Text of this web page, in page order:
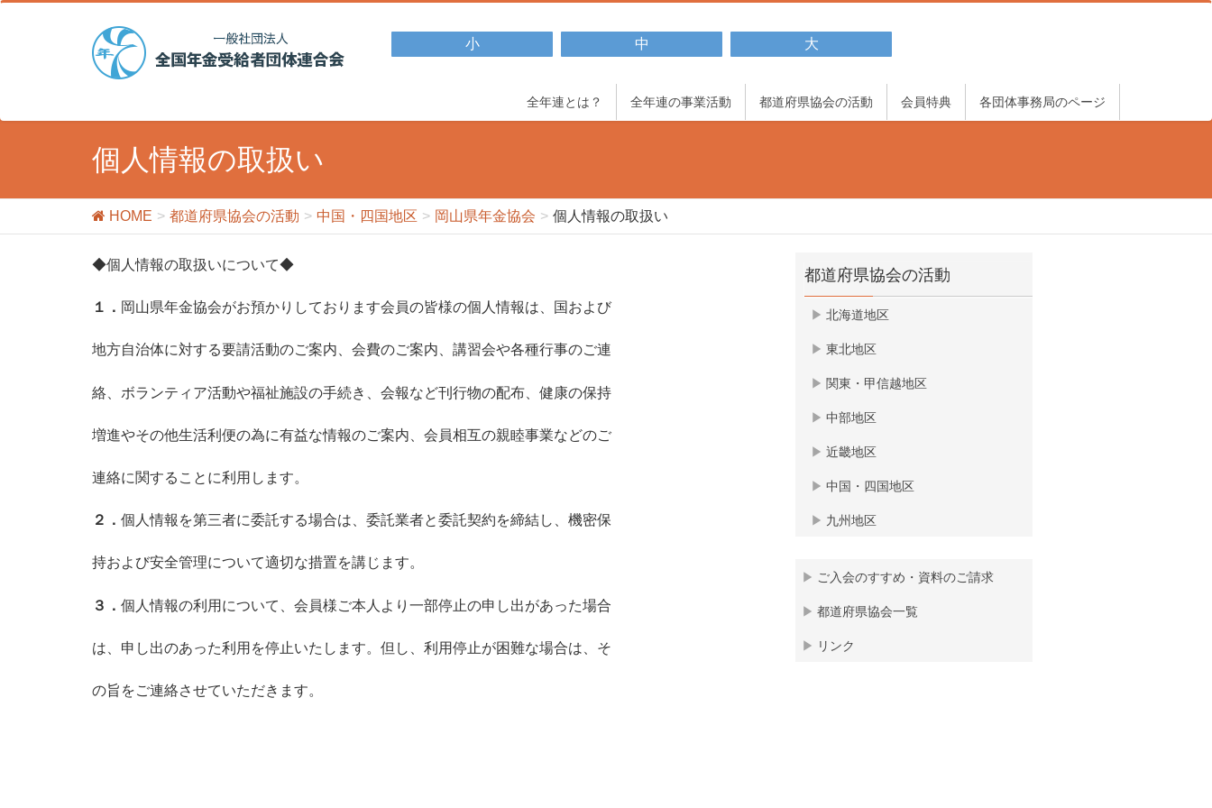
小 中 大
全年連とは？ 全年連の事業活動 都道府県協会の活動 会員特典 各団体事務局のページ
個人情報の取扱い
HOME 都道府県協会の活動 中国・四国地区 岡山県年金協会 個人情報の取扱い
◆個人情報の取扱いについて◆
１． 岡山県年金協会がお預かりしております会員の皆様の個人情報は、国および
地方自治体に対する要請活動のご案内、会費のご案内、講習会や各種行事のご連
絡、ボランティア活動や福祉施設の手続き、会報など刊行物の配布、健康の保持
増進やその他生活利便の為に有益な情報のご案内、会員相互の親睦事業などのご
連絡に関することに利用します。
２． 個人情報を第三者に委託する場合は、委託業者と委託契約を締結し、機密保
持および安全管理について適切な措置を講じます。
３． 個人情報の利用について、会員様ご本人より一部停止の申し出があった場合
は、申し出のあった利用を停止いたします。但し、利用停止が困難な場合は、そ
の旨をご連絡させていただきます。
都道府県協会の活動
北海道地区
東北地区
関東・甲信越地区
中部地区
近畿地区
中国・四国地区
九州地区
ご入会のすすめ・資料のご請求
都道府県協会一覧
リンク